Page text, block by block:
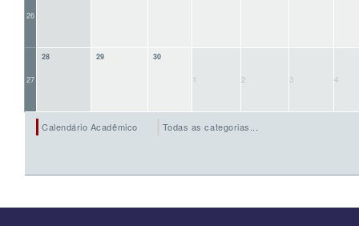
26
27
28 29 30
1 2 3 4
Calendário Acadêmico Todas as categorias...